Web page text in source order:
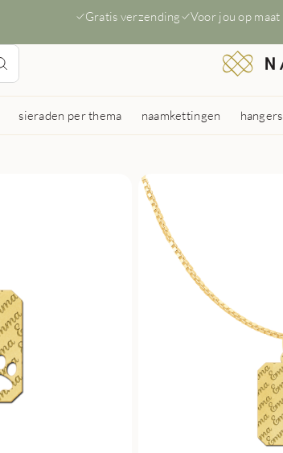
Gratis verzending Voor jou op
sieraden per thema naamkettingen